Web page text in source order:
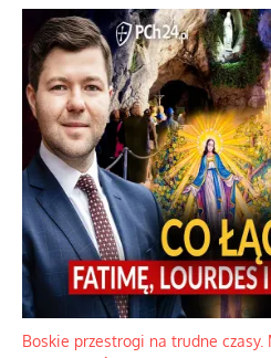
Papieskie innowacje w
Gorący dylemat medytacji nad